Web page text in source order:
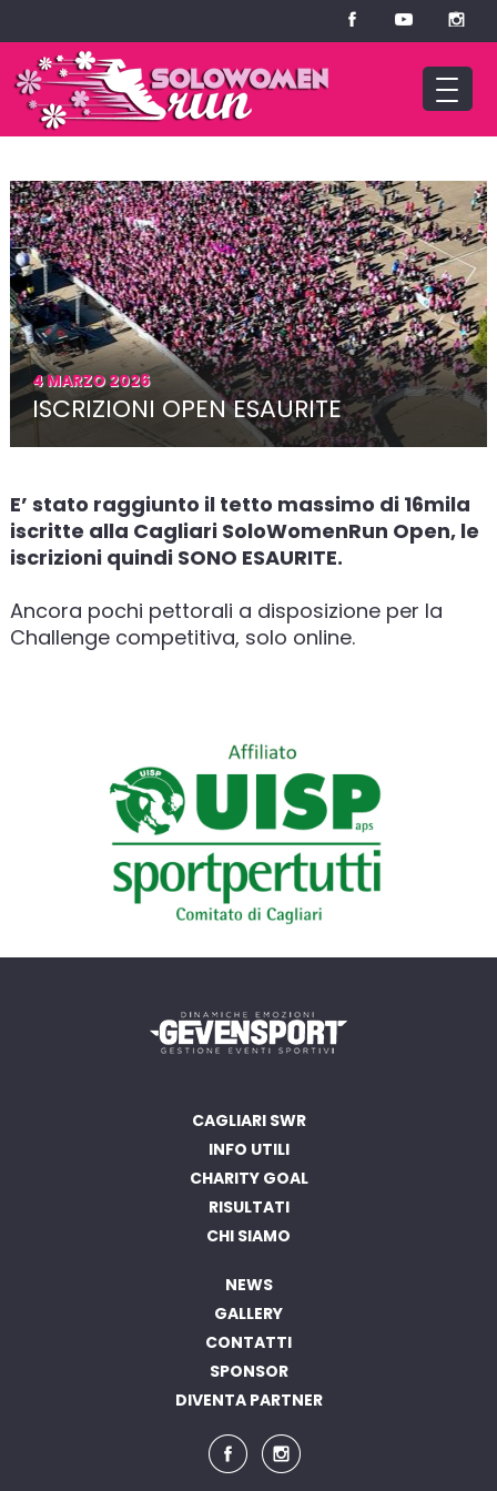
4 MARZO 2026
ISCRIZIONI OPEN ESAURITE
E’ stato raggiunto il tetto massimo di 16mila
iscritte alla Cagliari SoloWomenRun Open, le
iscrizioni quindi SONO ESAURITE.
Ancora pochi pettorali a disposizione per la
Challenge competitiva, solo online.
CAGLIARI SWR
INFO UTILI
CHARITY GOAL
RISULTATI
CHI SIAMO
NEWS
GALLERY
CONTATTI
SPONSOR
DIVENTA PARTNER